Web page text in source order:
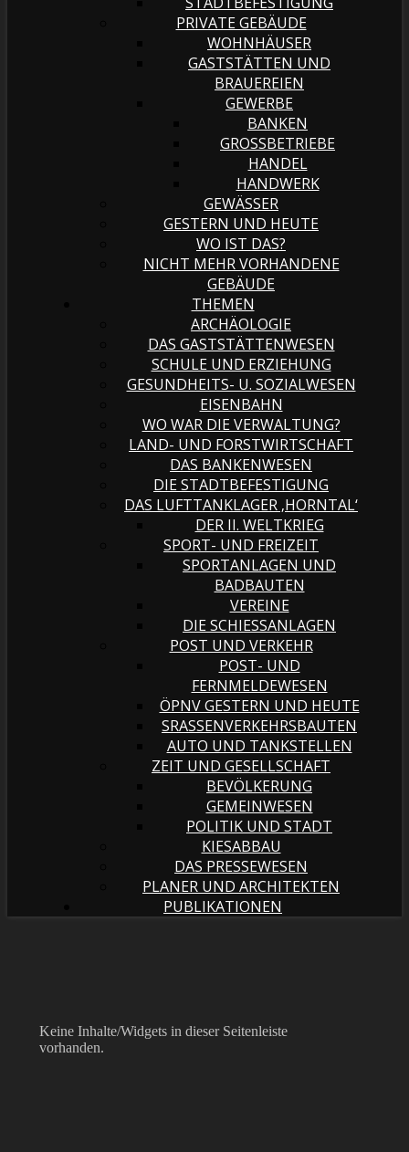
PRIVATE GEBÄUDE
WOHNHÄUSER
GASTSTÄTTEN UND
BRAUEREIEN
GEWERBE
BANKEN
GROSSBETRIEBE
HANDEL
HANDWERK
GEWÄSSER
GESTERN UND HEUTE
WO IST DAS?
NICHT MEHR VORHANDENE
GEBÄUDE
THEMEN
ARCHÄOLOGIE
DAS GASTSTÄTTENWESEN
SCHULE UND ERZIEHUNG
GESUNDHEITS- U. SOZIALWESEN
EISENBAHN
WO WAR DIE VERWALTUNG?
LAND- UND FORSTWIRTSCHAFT
DAS BANKENWESEN
DIE STADTBEFESTIGUNG
DAS LUFTTANKLAGER ‚HORNTAL‘
DER II. WELTKRIEG
SPORT- UND FREIZEIT
SPORTANLAGEN UND
BADBAUTEN
VEREINE
DIE SCHIESSANLAGEN
POST UND VERKEHR
POST- UND
FERNMELDEWESEN
ÖPNV GESTERN UND HEUTE
SRASSENVERKEHRSBAUTEN
AUTO UND TANKSTELLEN
ZEIT UND GESELLSCHAFT
BEVÖLKERUNG
GEMEINWESEN
POLITIK UND STADT
KIESABBAU
DAS PRESSEWESEN
PLANER UND ARCHITEKTEN
PUBLIKATIONEN
Keine Inhalte/Widgets in dieser Seitenleiste
vorhanden.